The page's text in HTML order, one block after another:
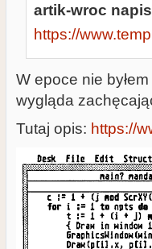
artik-wroc
https://
W epoce nie
wygląda
Tutaj opis: https://